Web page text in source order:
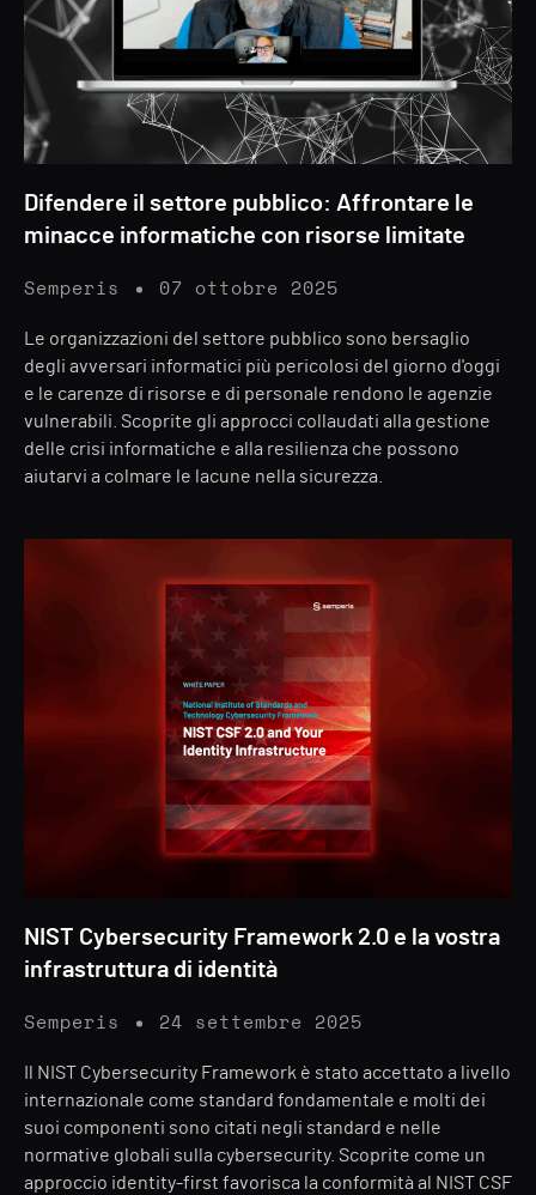
Difendere il settore pubblico: Affrontare le
minacce informatiche con risorse limitate
Semperis 07 ottobre 2025
Le organizzazioni del settore pubblico sono bersaglio
degli avversari informatici più pericolosi del giorno d'oggi
e le carenze di risorse e di personale rendono le agenzie
vulnerabili. Scoprite gli approcci collaudati alla gestione
delle crisi informatiche e alla resilienza che possono
aiutarvi a colmare le lacune nella sicurezza.
NIST Cybersecurity Framework 2.0 e la vostra
infrastruttura di identità
Semperis 24 settembre 2025
Il NIST Cybersecurity Framework è stato accettato a livello
internazionale come standard fondamentale e molti dei
suoi componenti sono citati negli standard e nelle
normative globali sulla cybersecurity. Scoprite come un
approccio identity-first favorisca la conformità al NIST CSF